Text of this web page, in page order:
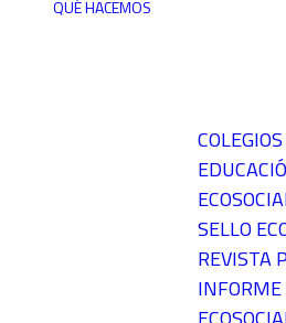
QUÉ HACEMOS
SELLO
REVISTA
INFORME